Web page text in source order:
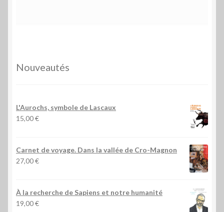
Nouveautés
L'Aurochs, symbole de Lascaux
15,00€
Carnet de voyage. Dans la vallée de Cro-Magnon
27,00€
À la recherche de Sapiens et notre humanité
19,00€